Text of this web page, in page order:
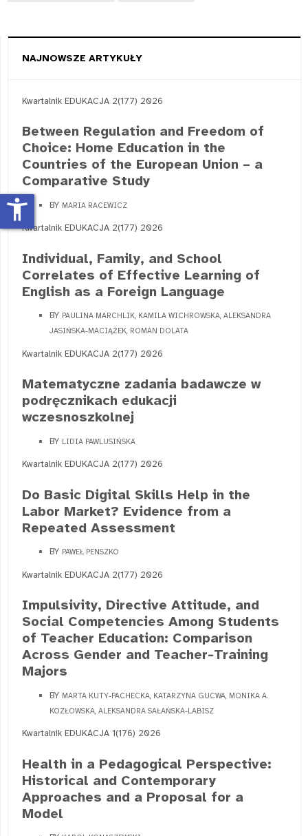
NAJNOWSZE ARTYKUŁY
Kwartalnik EDUKACJA 2(177) 2026
Between Regulation and Freedom of
Choice: Home Education in the
Countries of the European Union – a
Comparative Study
BY MARIA RACEWICZ
Kwartalnik EDUKACJA 2(177) 2026
Individual, Family, and School
Correlates of Effective Learning of
English as a Foreign Language
BY PAULINA MARCHLIK, KAMILA WICHROWSKA, ALEKSANDRA
JASIŃSKA-MACIĄŻEK, ROMAN DOLATA
Kwartalnik EDUKACJA 2(177) 2026
Matematyczne zadania badawcze w
podręcznikach edukacji
wczesnoszkolnej
BY LIDIA PAWLUSIŃSKA
Kwartalnik EDUKACJA 2(177) 2026
Do Basic Digital Skills Help in the
Labor Market? Evidence from a
Repeated Assessment
BY PAWEŁ PENSZKO
Kwartalnik EDUKACJA 2(177) 2026
Impulsivity, Directive Attitude, and
Social Competencies Among Students
of Teacher Education: Comparison
Across Gender and Teacher-Training
Majors
BY MARTA KUTY-PACHECKA, KATARZYNA GUCWA, MONIKA A.
KOZŁOWSKA, ALEKSANDRA SAŁAŃSKA-LABISZ
Kwartalnik EDUKACJA 1(176) 2026
Health in a Pedagogical Perspective:
Historical and Contemporary
Approaches and a Proposal for a
Model
accessibility_new